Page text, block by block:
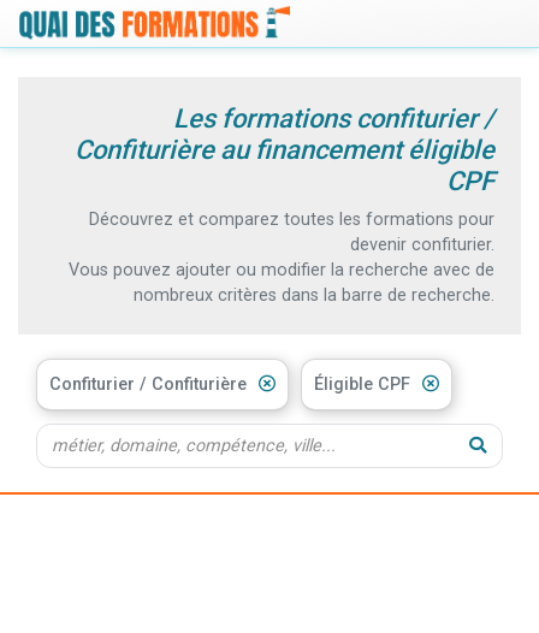
Les formations confiturier /
Confiturière au financement éligible
CPF
Découvrez et comparez toutes les formations pour
devenir confiturier.
Vous pouvez ajouter ou modifier la recherche avec de
nombreux critères dans la barre de recherche.
Confiturier / Confiturière Éligible CPF